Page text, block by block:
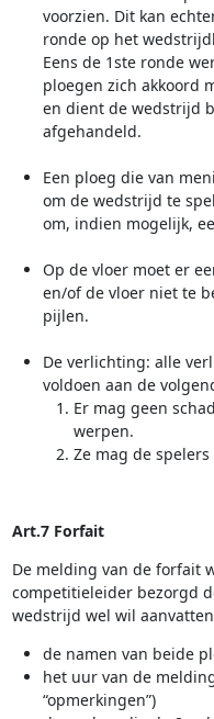
voorzien. Dit kan
ronde op het
Eens de 1ste ronde
ploegen zich akkoord
en dient de wedstrijd
afgehandeld.
Een ploeg die van
om de wedstrijd te
om, indien mogelijk,
Op de vloer moet er
en/of de vloer niet te
pijlen.
De verlichting: alle
voldoen aan de
Er mag geen
werpen.
Ze mag de
Art.7 Forfait
De melding van de forfait
competitieleider bezorgd
wedstrijd wel wil
de namen van beide
het uur van de
“opmerkingen”)